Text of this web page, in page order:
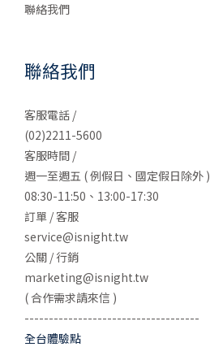
聯絡我們
聯絡我們
客服電話 /
(02)2211-5600
客服時間 /
週一至週五 ( 例假日、國定假日除外 )
08:30-11:50、13:00-17:30
訂單 / 客服
service@isnight.tw
公關 / 行銷
marketing@isnight.tw
( 合作需求請來信 )
------------------------------------
全台體驗點